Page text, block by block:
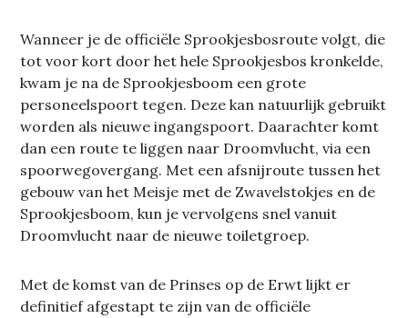
Wanneer je de officiële Sprookjesbosroute volgt, die
tot voor kort door het hele Sprookjesbos kronkelde,
kwam je na de Sprookjesboom een grote
personeelspoort tegen. Deze kan natuurlijk gebruikt
worden als nieuwe ingangspoort. Daarachter komt
dan een route te liggen naar Droomvlucht, via een
spoorwegovergang. Met een afsnijroute tussen het
gebouw van het Meisje met de Zwavelstokjes en de
Sprookjesboom, kun je vervolgens snel vanuit
Droomvlucht naar de nieuwe toiletgroep.
Met de komst van de Prinses op de Erwt lijkt er
definitief afgestapt te zijn van de officiële